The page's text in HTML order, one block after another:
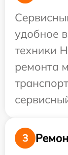
удобное
техники
ремонта
3